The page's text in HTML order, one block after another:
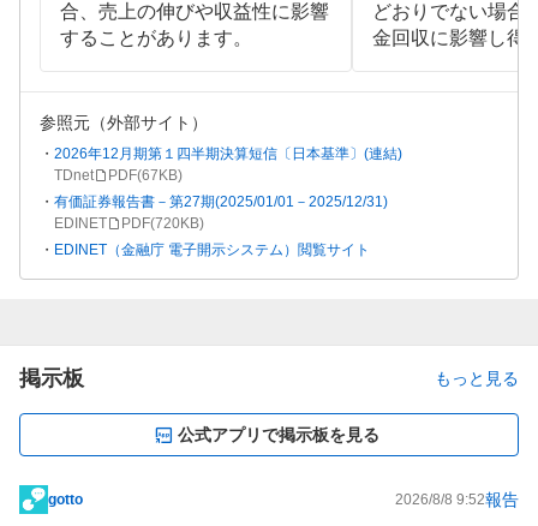
合、売上の伸びや収益性に影響
することがあります。
どおりでない場合
金回収に影響し得
参照元（外部サイト）
2026年12月期第１四半期決算短信〔日本基準〕(連結)
TDnet
PDF(67KB)
有価証券報告書－第27期(2025/01/01－2025/12/31)
EDINET
PDF(720KB)
EDINET（金融庁 電子開示システム）閲覧サイト
掲示板 もっと見る
公式アプリで掲示板を見る
掲
gotto 2026/8/8 9:52報告